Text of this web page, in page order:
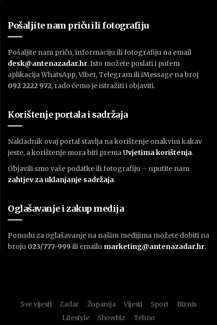
Pošaljite nam priču ili fotografiju
Pošaljite nam priču, informaciju ili fotografiju na email
desk@antenazadar.hr. Isto možete poslati i putem
aplikacija WhatsApp, Viber, Telegram ili iMessage na broj
092 2222 972, rado ćemo je istražiti i objaviti.
Korištenje portala i sadržaja
Nakladnik ovaj portal stavlja na korištenje onakvim kakav
jeste, a korištenje mora biti premaUvjetima korištenja.
Objavili smo vaše podatke ili fotografiju – uputite nam
zahtjev za uklanjanje sadržaja.
Oglašavanje i zakup medija
Ponudu za oglašavanje na našim medijima možete dobiti na
broju 023/777-999 ili emailu marketing@antenazadar.hr.
Sve vijesti Zadar Županija Vijesti Sport
Biznis
Lifestyle
Showbiz Tehno